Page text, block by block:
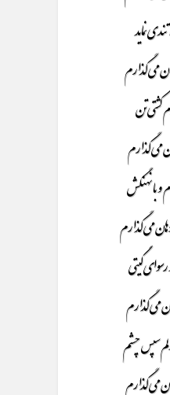
نماید
می گذارم
کشتی تن
می گذارم
با نهنگش
می گذارم
گیتی
می گذارم
سپس چشم
می گذارم